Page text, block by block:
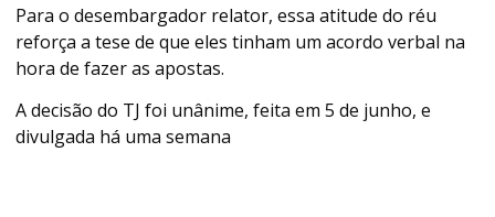
Para o desembargador relator, essa atitude do réu
reforça a tese de que eles tinham um acordo verbal na
hora de fazer as apostas.
A decisão do TJ foi unânime, feita em 5 de junho, e
divulgada há uma semana